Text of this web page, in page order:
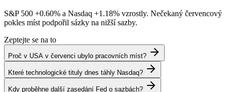
S&P 500 +0.60% a Nasdaq +1.18% vzrostly. Nečekaný červencový
pokles míst podpořil sázky na nižší sazby.
Zeptejte se na to
Proč v USA v červenci ubylo pracovních míst?
Které technologické tituly dnes táhly Nasdaq?
Kdy proběhne další zasedání Fed o sazbách?